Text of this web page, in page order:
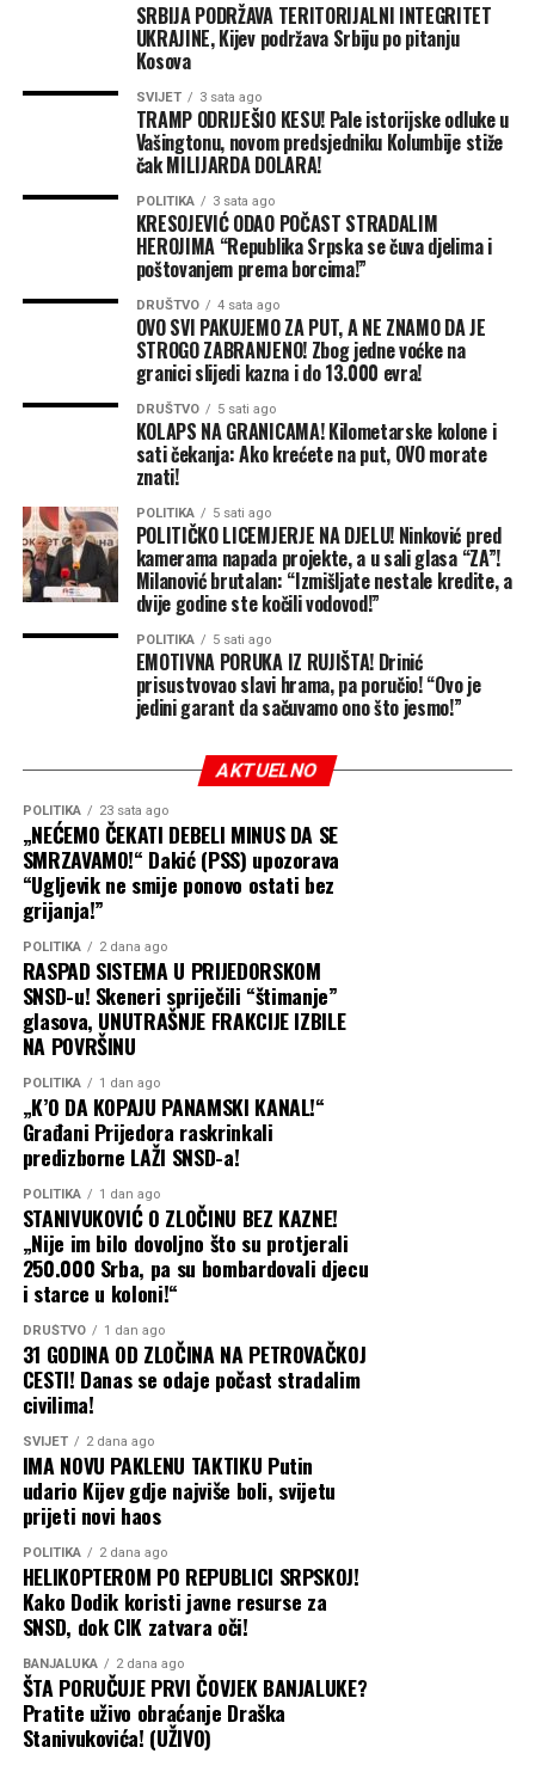
kapitulaciju njegove političke strategije. Dok je lider Za
pravdu i red trošio mjesece i godine na ličnu sujetu,
pljuvanje dojučerašnjeg saborca i pokušaje da sruši
Stanivukovića, građani Republike Srpske su u
istraživanjima dali svoj jasni sud.
Pokazalo se da narod cijeni rad, projekte i rezultate na
terenu, a ne pjenjenje za skupštinskom govornicom i
jeftini populizam od kojeg građani nemaju nikakve
Vukanoviću je na kraju ostalo samo da pred kamerama
čita poražavajuće statistike po sebe i prizna ono što je
Banjaluka i cijela Srpska već znala — Draško Stanivuković
je politička figura broj jedan, dok je Vukanovićeva
politika “napada po svaku cijenu” doživjela potpuni
Banjaluka24
zahvaljujući kojima su
odbranjeni narod i ovaj
kraj”, poručio je Kresojević.
Narodni poslanik PDP/PSS-a podvukao je da se
poštovanje prema boračkoj populaciji ne smije
završavati samo na riječima i odavanju počasti na
spomenicima, već da se Republika Srpska mora graditi
konkretnim sistemskim rješenjima koja će poboljšati
položaj onih koji su je stvorili.
“Na nama je da Republiku
Srpsku čuvamo mirom,
odgovornošću i djelima, da
uzvratimo poštovanje
borcima koji su sačuvali
Republiku Srpsku. Zato se
zalažemo za pet najboljih
godina za obračun penzije
svim borcima! Vječna slava
i hvala poginulim
borcima!”, zaključio je
Kresojević.
Bitka u Bok Jankovcu ostaje urezana u istoriju kao jedna
od presudnih u odbrani Gradiške i čitavog regiona, a
poruka sa današnjeg skupa jasna je — Republika Srpska
se čuva odgovornom politikom, mirom i
dostojanstvenim statusom njenih stvaralaca.
SRBIJA PODRŽAVA TERITORIJALNI INTEGRITET
UKRAJINE, Kijev podržava Srbiju po pitanju
Kosova
SVIJET 3 sata ago
TRAMP ODRIJEŠIO KESU! Pale istorijske odluke u
Vašingtonu, novom predsjedniku Kolumbije stiže
čak MILIJARDA DOLARA!
POLITIKA 3 sata ago
KRESOJEVIĆ ODAO POČAST STRADALIM
HEROJIMA “Republika Srpska se čuva djelima i
poštovanjem prema borcima!”
DRUŠTVO 4 sata ago
OVO SVI PAKUJEMO ZA PUT, A NE ZNAMO DA JE
STROGO ZABRANJENO! Zbog jedne voćke na
granici slijedi kazna i do 13.000 evra!
DRUŠTVO 5 sati ago
KOLAPS NA GRANICAMA! Kilometarske kolone i
sati čekanja: Ako krećete na put, OVO morate
znati!
POLITIKA 5 sati ago
POLITIČKO LICEMJERJE NA DJELU! Ninković pred
kamerama napada projekte, a u sali glasa “ZA”!
Milanović brutalan: “Izmišljate nestale kredite, a
dvije godine ste kočili vodovod!”
POLITIKA 5 sati ago
EMOTIVNA PORUKA IZ RUJIŠTA! Drinić
prisustvovao slavi hrama, pa poručio! “Ovo je
jedini garant da sačuvamo ono što jesmo!”
AKTUELNO
POLITIKA 23 sata ago
„NEĆEMO ČEKATI DEBELI MINUS DA SE
SMRZAVAMO!“ Dakić (PSS) upozorava
“Ugljevik ne smije ponovo ostati bez
grijanja!”
POLITIKA 2 dana ago
RASPAD SISTEMA U PRIJEDORSKOM
SNSD-u! Skeneri spriječili “štimanje”
glasova, UNUTRAŠNJE FRAKCIJE IZBILE
NA POVRŠINU
POLITIKA 1 dan ago
„K’O DA KOPAJU PANAMSKI KANAL!“
Građani Prijedora raskrinkali
predizborne LAŽI SNSD-a!
POLITIKA 1 dan ago
STANIVUKOVIĆ O ZLOČINU BEZ KAZNE!
„Nije im bilo dovoljno što su protjerali
250.000 Srba, pa su bombardovali djecu
i starce u koloni!“
DRUŠTVO 1 dan ago
31 GODINA OD ZLOČINA NA PETROVAČKOJ
CESTI! Danas se odaje počast stradalim
civilima!
SVIJET 2 dana ago
IMA NOVU PAKLENU TAKTIKU Putin
udario Kijev gdje najviše boli, svijetu
prijeti novi haos
POLITIKA 2 dana ago
HELIKOPTEROM PO REPUBLICI SRPSKOJ!
Kako Dodik koristi javne resurse za
SNSD, dok CIK zatvara oči!
BANJALUKA 2 dana ago
ŠTA PORUČUJE PRVI ČOVJEK BANJALUKE?
Pratite uživo obraćanje Draška
Stanivukovića! (UŽIVO)